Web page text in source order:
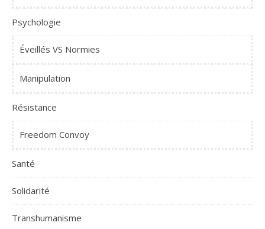
Psychologie
Éveillés VS Normies
Manipulation
Résistance
Freedom Convoy
Santé
Solidarité
Transhumanisme